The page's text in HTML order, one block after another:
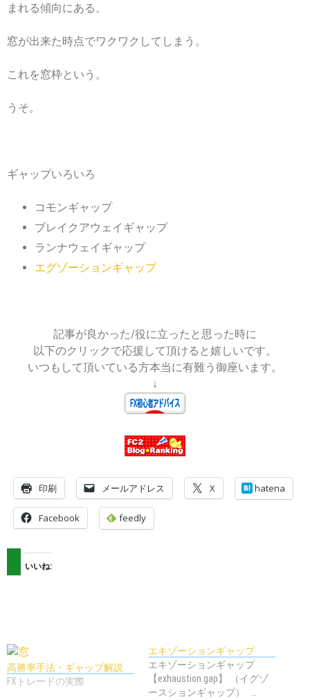
まれる傾向にある。
窓が出来た時点でワクワクしてしまう。
これを窓枠という。
うそ。
ギャップいろいろ
コモンギャップ
ブレイクアウェイギャップ
ランナウェイギャップ
エグゾーションギャップ
記事が良かった/役に立ったと思った時に
以下のクリックで応援して頂けると嬉しいです。
いつもして頂いている方本当に有難う御座います。
↓
印刷 メールアドレス X hatena
Facebook feedly
いいね:
高勝率手法・ギャップ解説
FXトレードの実際
エキゾーションギャップ
エキゾーションギャップ
【exhaustion gap】 （イグゾ
ースションギャップ） …